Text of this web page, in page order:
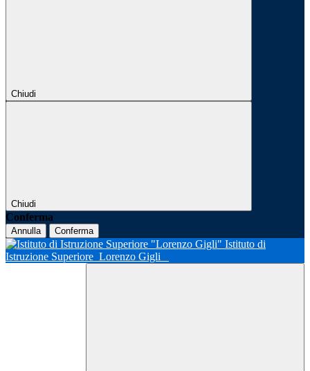
Chiudi
Chiudi
Conferma
Annulla Conferma
Istituto di
Istruzione Superiore Lorenzo Gigli